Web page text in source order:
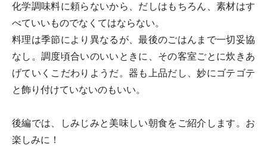
化学調味料に頼らないから、だしはもちろん、素材はす
べていいものでなくてはならない。
料理は季節により異なるが、最後のごはんまで一切妥協
なし。調度頃合いのいいときに、その客室ごとに炊きあ
げていくこだわりようだ。器も上品だし、妙にゴテゴテ
と飾り付けていないのもいい。
後編では、しみじみと美味しい朝食をご紹介します。お
楽しみに！